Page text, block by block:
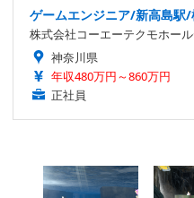
ゲームエンジニア/新高島駅
株式会社コーエーテクモホー
神奈川県
年収480万円～860万円
正社員